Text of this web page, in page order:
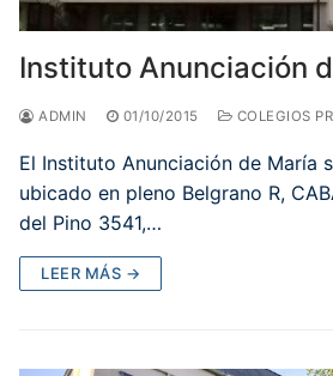
Instituto Anunciación
ADMIN 01/10/2015 COLEGIOS
El Instituto Anunciación de María
ubicado en pleno Belgrano R,
del Pino 3541,…
LEER MÁS →